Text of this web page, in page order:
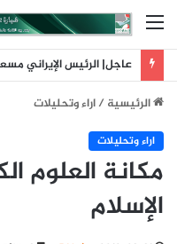
القائمة
الرئيسية/اراء وتحليلات
اراء وتحليلات
مكانة العلوم
الإسلام